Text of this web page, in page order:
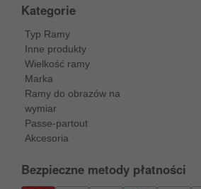
Kategorie
Typ Ramy
Inne produkty
Wielkość ramy
Marka
Ramy do obrazów na
wymiar
Passe-partout
Akcesoria
Bezpieczne metody płatności